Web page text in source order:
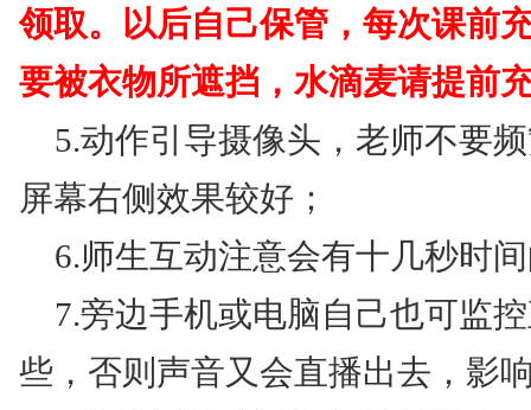
领取。以后自己保管，每次课前
要被衣物所遮挡，水滴麦请提前
5.动作引导摄像头，老师不要
屏幕右侧效果较好；
6.师生互动注意会有十几秒时
7.旁边手机或电脑自己也可监
些，否则声音又会直播出去，影